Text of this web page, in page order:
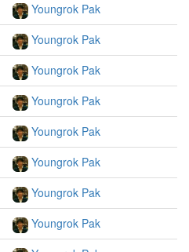
Youngrok Pak
Youngrok Pak
Youngrok Pak
Youngrok Pak
Youngrok Pak
Youngrok Pak
Youngrok Pak
Youngrok Pak